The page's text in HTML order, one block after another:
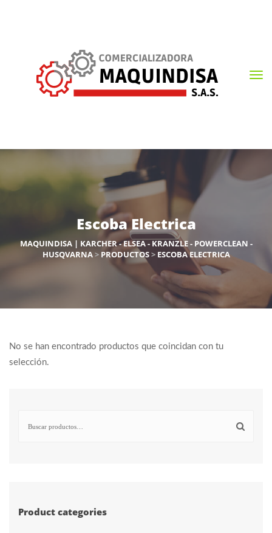
Escoba Electrica
MAQUINDISA | KARCHER - ELSEA - KRANZLE - POWERCLEAN -
HUSQVARNA> PRODUCTOS> ESCOBA ELECTRICA
No se han encontrado productos que coincidan con tu
selección.
Product categories